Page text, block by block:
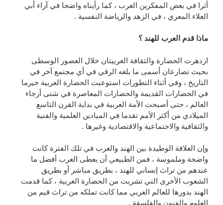
أثرا في بعض المفكرين العرب ، كما رأيناه واضحا في آراء أبي
العلاء المعري ، في الزهد والرياضة النفسية .
ماذا قدم العرب للهند ؟
ازدهرت الحضارة والثقافة العربيتان خلال العصور الوسطى
بحيث تضارعان أسمى ما بلغه الرقي في أي مجتمع آخر في
التاريخ ، وفي أثناء التطورات استوعبت الحضارة العربية خيرما
في الحضارات القديمة والحضارات المعاصرة في شتى أرجاء
العالم ، حتى أصبحت الأمة العربية في بداية القرن التاسع
الميلادي من أكثر الأمم تقدما في الميادين العلمية والفنية
والثقافية والاجتماعية والاقتصادية وغيرها .
وإن العلاقة الوطيدة بين الهند والعرب في تلك الفترة كانت
واضحة وملموسة ، فمن الطبيعي أن يعطى العرب أفضل ما
عندهم من تراث إنساني للهند ، بطريق مباشر أو بطريق
الشعوب الأخرى التي تشربت من الحضارة العربية ، كما قدمت
الهند بدورها للعالم العربي مما كانت تملكه من تراث قيم من
العلوم والفنون والفلسفة .